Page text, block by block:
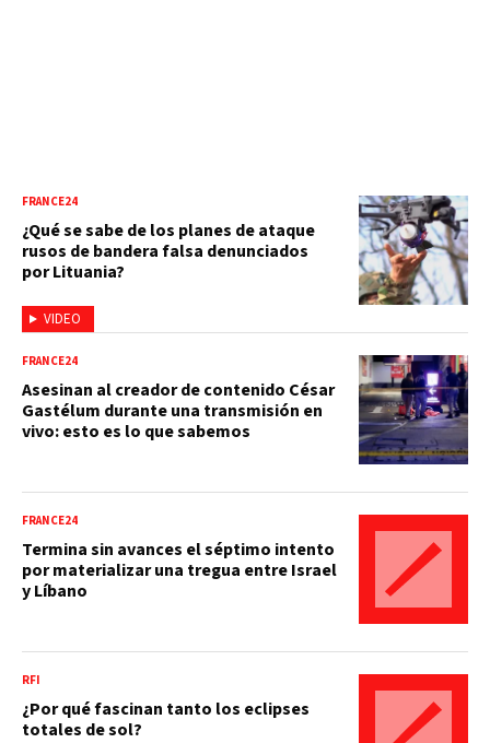
VIDEO
FRANCE24
¿Qué se sabe de los planes de ataque
rusos de bandera falsa denunciados
por Lituania?
FRANCE24
Asesinan al creador de contenido César
Gastélum durante una transmisión en
vivo: esto es lo que sabemos
FRANCE24
Termina sin avances el séptimo intento
por materializar una tregua entre Israel
y Líbano
RFI
¿Por qué fascinan tanto los eclipses
totales de sol?